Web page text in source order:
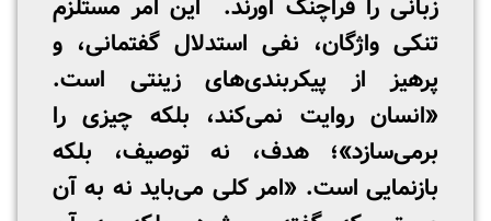
زبانی را فراچنگ آورند. این امر مستلزم
تنکی واژگان، نفی استدلال گفتمانی، و
پرهیز از پیکربندی‌های زینتی است.
«انسان روایت نمی‌کند، بلکه چیزی را
برمی‌سازد»؛ هدف، نه توصیف، بلکه
بازنمایی است. «امر کلی می‌باید نه به آن